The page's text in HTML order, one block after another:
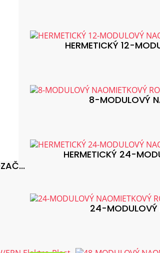
HERMETICKÝ 12-
8-MODULOVÝ
HERMETICKÝ 24-
24-MODULOVÝ